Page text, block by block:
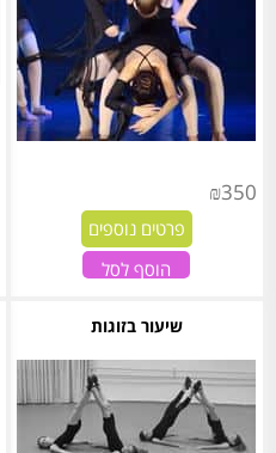
₪350
פרטים נוספים
הוסף לסל
שיעור בזוגות